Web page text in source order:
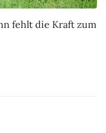
fehlt die Kraft zum